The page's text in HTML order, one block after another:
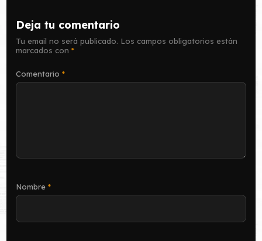
Deja tu comentario
Tu email no será publicado. Los campos obligatorios están
marcados con*
Comentario*
Nombre*